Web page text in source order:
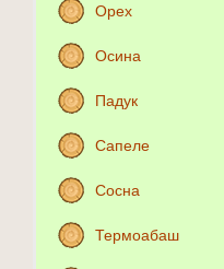
Орех
Осина
Падук
Сапеле
Сосна
Термоабаш